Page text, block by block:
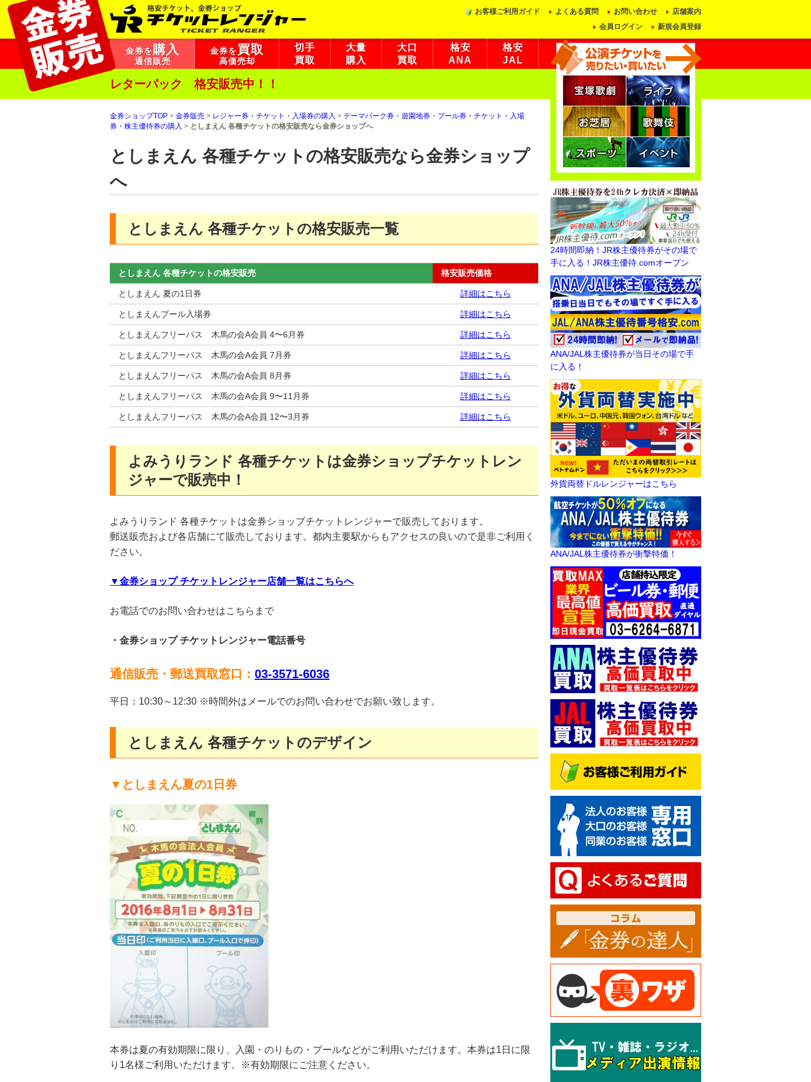
お客様ご利用ガイド よくある質問 お問い合わせ
店舗案内
会員ログイン
新規会員登録
金券を購入
通信販売
金券を買取
高価売却
切手
買取
大量
購入
大口
買取
格安
ANA
格安
JAL
レターパック 格安販売中！！
金券ショップTOP > 金券販売 > レジャー券・チケット・入場券の購入 > テーマパーク券・遊園地券・プール券・チケット・入場
券・株主優待券の購入 > としまえん 各種チケットの格安販売なら金券ショップへ
としまえん 各種チケットの格安販売なら金券ショップ
へ
としまえん 各種チケットの格安販売一覧
としまえん 各種チケットの格安販売 格安販売価格
としまえん 夏の1日券 詳細はこちら
としまえんプール入場券 詳細はこちら
としまえんフリーパス 木馬の会A会員 4〜6月券 詳細はこちら
としまえんフリーパス 木馬の会A会員 7月券 詳細はこちら
としまえんフリーパス 木馬の会A会員 8月券 詳細はこちら
としまえんフリーパス 木馬の会A会員 9〜11月券 詳細はこちら
としまえんフリーパス 木馬の会A会員 12〜3月券 詳細はこちら
よみうりランド 各種チケットは金券ショップチケットレン
ジャーで販売中！
よみうりランド 各種チケットは金券ショップチケットレンジャーで販売しております。
郵送販売および各店舗にて販売しております。都内主要駅からもアクセスの良いので是非ご利用く
ださい。
▼金券ショップ チケットレンジャー店舗一覧はこちらへ
お電話でのお問い合わせはこちらまで
・金券ショップ チケットレンジャー電話番号
通信販売・郵送買取窓口： 03-3571-6036
平日：10:30～12:30 ※時間外はメールでのお問い合わせでお願い致します。
としまえん 各種チケットのデザイン
▼としまえん夏の1日券
本券は夏の有効期限に限り、入園・のりもの・プールなどがご利用いただけます。本券は1日に限
り1名様ご利用いただけます。※有効期限にご注意ください。
24時間即納！JR株主優待券がその場で
手に入る！JR株主優待.comオープン
ANA/JAL株主優待券が当日その場で手
に入る！
外貨両替ドルレンジャーはこちら
ANA/JAL株主優待券が衝撃特価！